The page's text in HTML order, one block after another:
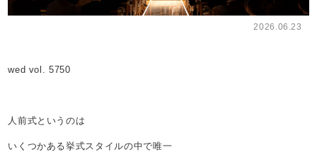
2026.06.23
wed vol. 5750
人前式というのは
いくつかある挙式スタイルの中で唯一